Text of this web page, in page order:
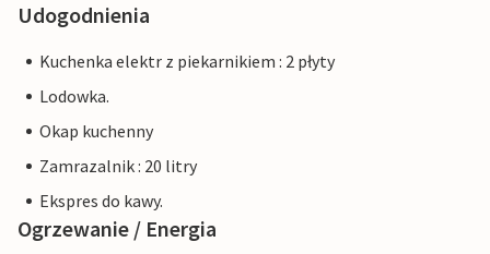
Udogodnienia
Kuchenka elektr z piekarnikiem : 2 płyty
Lodowka.
Okap kuchenny
Zamrazalnik : 20 litry
Ekspres do kawy.
Ogrzewanie / Energia